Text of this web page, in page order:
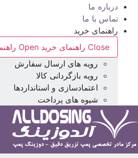
درباره ما
تماس با ما
راهنمای خرید
Close راهنمای خرید
Open راهنمای خرید
رویه های ارسال سفارش
رویه بازگردانی کالا
اعتمادسازی و استانداردها
شیوه های پرداخت